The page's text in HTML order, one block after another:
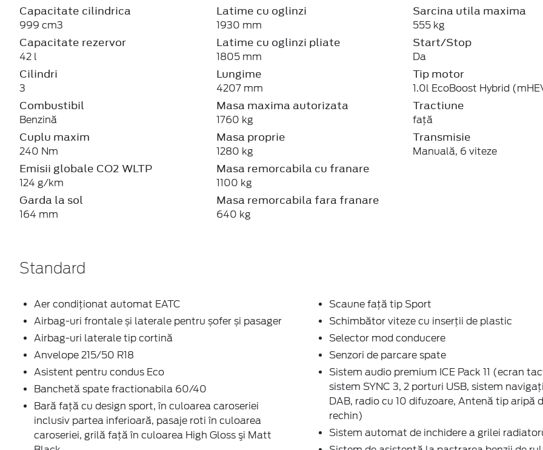
Capacitate cilindrica
999 cm3
Capacitate rezervor
42 l
Cilindri
3
Combustibil
Benzină
Cuplu maxim
240 Nm
Emisii globale CO2 WLTP
124 g/km
Garda la sol
164 mm
Latime cu oglinzi
1930 mm
Latime cu oglinzi pliate
1805 mm
Lungime
4207 mm
Masa maxima autorizata
1760 kg
Masa proprie
1280 kg
Masa remorcabila cu franare
1100 kg
Masa remorcabila fara franare
640 kg
Sarcina utila maxima
555 kg
Start/Stop
Da
Tip motor
1.0l EcoBoost Hybrid
Tractiune
faţă
Transmisie
Manuală, 6 viteze
Standard
Aer condiţionat automat EATC
Airbag-uri frontale și laterale pentru șofer și pasager
Airbag-uri laterale tip cortină
Anvelope 215/50 R18
Asistent pentru condus Eco
Banchetă spate fractionabila 60/40
Bară faţă cu design sport, în culoarea caroseriei
inclusiv partea inferioară, pasaje roti în culoarea
caroseriei, grilă faţă în culoarea High Gloss şi Matt
Scaune faţă tip Sport
Schimbător viteze cu inserţii de plastic
Selector mod conducere
Senzori de parcare spate
Sistem audio premium ICE Pack 11 (ecran
sistem SYNC 3, 2 porturi USB, sistem
DAB, radio cu 10 difuzoare, Antenă tip aripă
rechin)
Sistem automat de inchidere a grilei